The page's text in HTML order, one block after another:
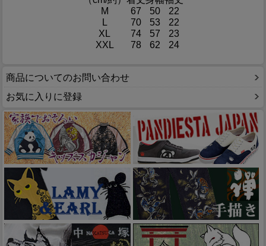
M
67 50
22
L
70 53
22
XL
74 57
23
XXL
78 62 24
商品についてのお問い合わせ
お気に入りに登録